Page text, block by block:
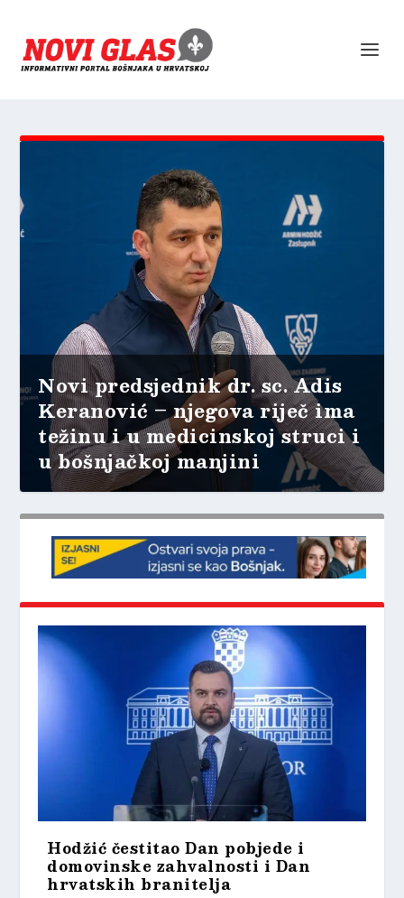
Novi predsjednik dr. sc. Adis
Keranović – njegova riječ ima
težinu i u medicinskoj struci i
u bošnjačkoj manjini
Hodžić čestitao Dan pobjede i
domovinske zahvalnosti i Dan
hrvatskih branitelja